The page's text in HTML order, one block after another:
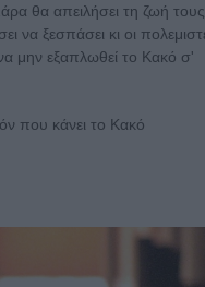
θα απειλήσει τη ζωή τους.
να ξεσπάσει κι οι
μην εξαπλωθεί το Κακό σ'
που κάνει το Κακό